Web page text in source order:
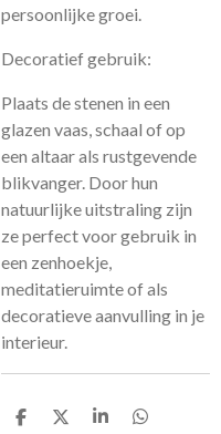
persoonlijke groei.
Decoratief gebruik:
Plaats de stenen in een
glazen vaas, schaal of op
een altaar als rustgevende
blikvanger. Door hun
natuurlijke uitstraling zijn
ze perfect voor gebruik in
een zenhoekje,
meditatieruimte of als
decoratieve aanvulling in je
interieur.
D
D
S
D